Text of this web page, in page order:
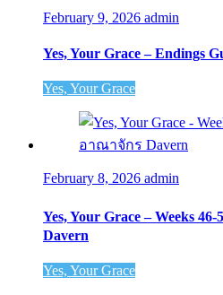
February 9, 2026 admin
Yes, Your Grace – Endings
Yes, Your Grace
February 8, 2026 admin
Yes, Your Grace – Weeks
Davern
Yes, Your Grace